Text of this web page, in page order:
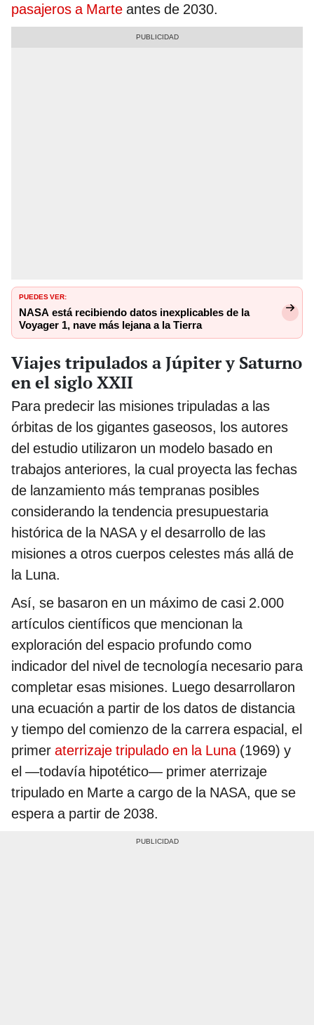
pasajeros a Marte antes de 2030.
PUEDES VER:
NASA está recibiendo datos inexplicables de la
Voyager 1, nave más lejana a la Tierra
Viajes tripulados a Júpiter y Saturno
en el siglo XXII
Para predecir las misiones tripuladas a las
órbitas de los gigantes gaseosos, los autores
del estudio utilizaron un modelo basado en
trabajos anteriores, la cual proyecta las fechas
de lanzamiento más tempranas posibles
considerando la tendencia presupuestaria
histórica de la NASA y el desarrollo de las
misiones a otros cuerpos celestes más allá de
la Luna.
Así, se basaron en un máximo de casi 2.000
artículos científicos que mencionan la
exploración del espacio profundo como
indicador del nivel de tecnología necesario para
completar esas misiones. Luego desarrollaron
una ecuación a partir de los datos de distancia
y tiempo del comienzo de la carrera espacial, el
primer aterrizaje tripulado en la Luna(1969) y
el —todavía hipotético— primer aterrizaje
tripulado en Marte a cargo de la NASA, que se
espera a partir de 2038.